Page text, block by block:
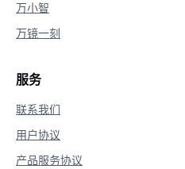
万小智
万镜一刻
服务
联系我们
用户协议
产品服务协议